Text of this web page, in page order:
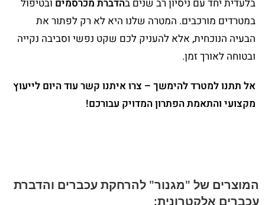
בלעדית יחד עם ניסיון רב שנים בהדברת מכרסמים ובטיפול
במטרדים מורכבים. המטרה שלנו היא לא רק לפתור את
הבעיה הנוכחית, אלא להעניק לכם שקט נפשי וסביבה נקייה
ובטוחה לאורך זמן.
אל תתנו למטרד להימשך – צרו איתנו קשר עוד היום לייעוץ
מקצועי והתאמת הפתרון המדויק עבורכם!
המוצרים של "מגנור" להרחקת עכברים והדברת
עכברים אלקטרונית: